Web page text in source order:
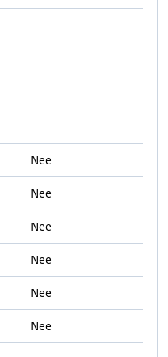
Nee
Nee
Nee
Nee
Nee
Nee